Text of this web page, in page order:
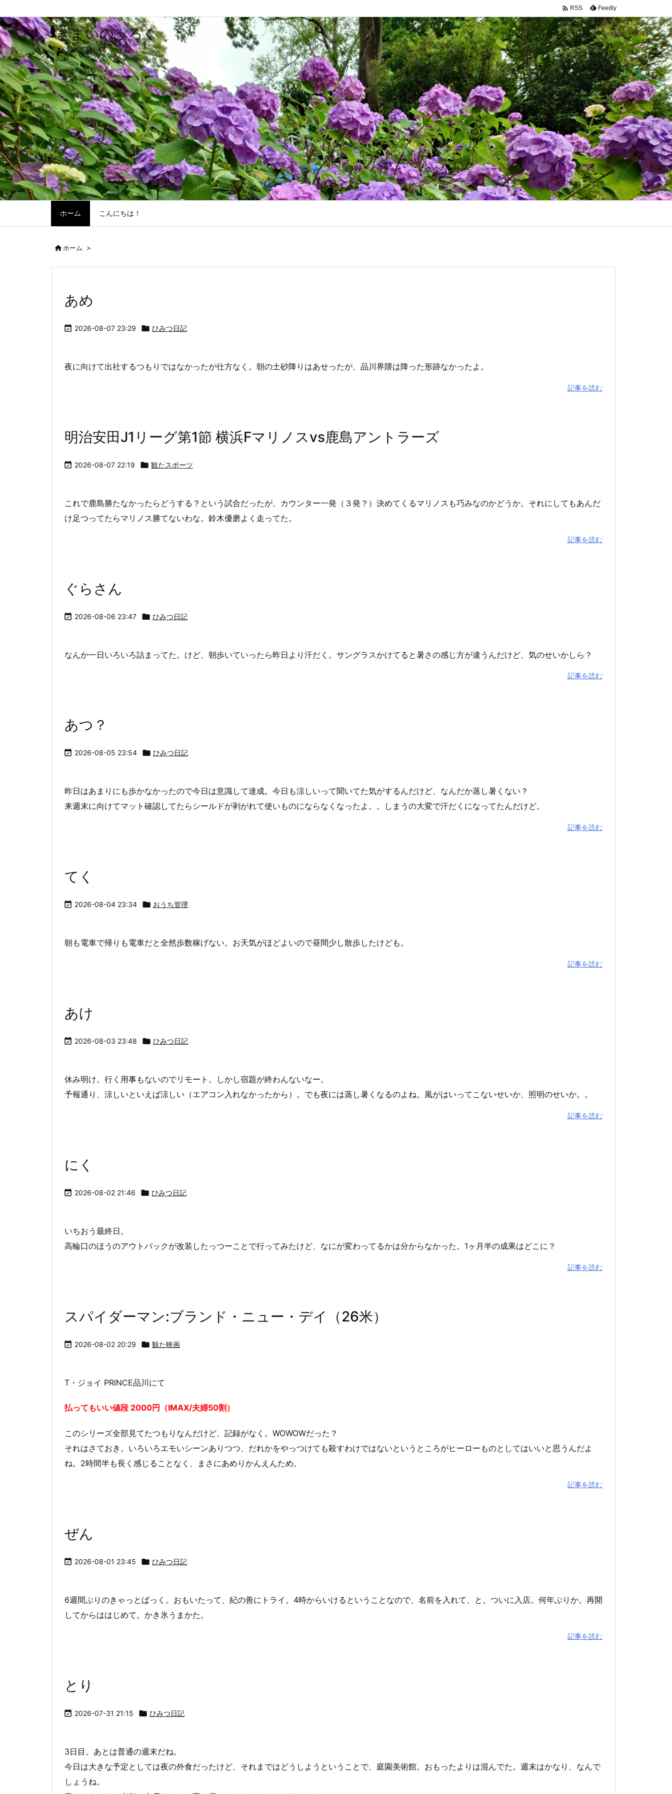
きまいのぷろぐ
おきらくごくらく
ホーム こんにちは！
 RSS Feedly
ホーム >
あめ
 2026-08-07 23:29  ひみつ日記
夜に向けて出社するつもりではなかったが仕方なく。朝の土砂降りはあせったが、品川界隈は降った形跡なかったよ。
記事を読む
明治安田J1リーグ第1節 横浜Fマリノスvs鹿島アントラーズ
 2026-08-07 22:19  観たスポーツ
これで鹿島勝たなかったらどうする？という試合だったが、カウンター一発（３発？）決めてくるマリノスも巧みなのかどうか。それにしてもあんだ
け足つってたらマリノス勝てないわな。鈴木優磨よく走ってた。
記事を読む
ぐらさん
 2026-08-06 23:47  ひみつ日記
なんか一日いろいろ詰まってた。けど、朝歩いていったら昨日より汗だく。サングラスかけてると暑さの感じ方が違うんだけど、気のせいかしら？
記事を読む
あつ？
 2026-08-05 23:54  ひみつ日記
昨日はあまりにも歩かなかったので今日は意識して達成。今日も涼しいって聞いてた気がするんだけど、なんだか蒸し暑くない？
来週末に向けてマット確認してたらシールドが剥がれて使いものにならなくなったよ。。しまうの大変で汗だくになってたんだけど。
記事を読む
てく
 2026-08-04 23:34  おうち管理
朝も電車で帰りも電車だと全然歩数稼げない。お天気がほどよいので昼間少し散歩したけども。
記事を読む
あけ
 2026-08-03 23:48  ひみつ日記
休み明け。行く用事もないのでリモート。しかし宿題が終わんないなー。
予報通り、涼しいといえば涼しい（エアコン入れなかったから）。でも夜には蒸し暑くなるのよね。風がはいってこないせいか、照明のせいか。。
記事を読む
にく
 2026-08-02 21:46  ひみつ日記
いちおう最終日。
高輪口のほうのアウトバックが改装したっつーことで行ってみたけど、なにが変わってるかは分からなかった。1ヶ月半の成果はどこに？
記事を読む
スパイダーマン:ブランド・ニュー・デイ（26米）
 2026-08-02 20:29  観た映画
T・ジョイ PRINCE品川にて
払ってもいい値段 2000円（IMAX/夫婦50割）
このシリーズ全部見てたつもりなんだけど、記録がなく。WOWOWだった？
それはさておき。いろいろエモいシーンありつつ、だれかをやっつけても殺すわけではないというところがヒーローものとしてはいいと思うんだよ
ね。2時間半も長く感じることなく、まさにあめりかんえんため。
記事を読む
ぜん
 2026-08-01 23:45  ひみつ日記
6週間ぶりのきゃっとばっく。おもいたって、紀の善にトライ。4時からいけるということなので、名前を入れて、と。ついに入店。何年ぶりか。再開
してからははじめて。かき氷うまかた。
記事を読む
とり
 2026-07-31 21:15  ひみつ日記
3日目。あとは普通の週末だね。
今日は大きな予定としては夜の外食だったけど、それまではどうしようということで、庭園美術館。おもったよりは混んでた。週末はかなり、なんで
しょうね。